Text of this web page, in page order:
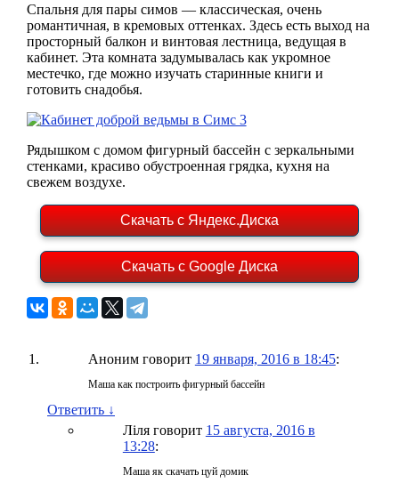
Спальня для пары симов — классическая, очень
романтичная, в кремовых оттенках. Здесь есть выход на
просторный балкон и винтовая лестница, ведущая в
кабинет. Эта комната задумывалась как укромное
местечко, где можно изучать старинные книги и
готовить снадобья.
Рядышком с домом фигурный бассейн с зеркальными
стенками, красиво обустроенная грядка, кухня на
свежем воздухе.
Скачать с Яндекс.Диска
Скачать с Google Диска
Аноним говорит 19 января, 2016 в 18:45:
Маша как построить фигурный бассейн
Ответить ↓
Ліля говорит 15 августа, 2016 в
13:28:
Маша як скачать цуй домик